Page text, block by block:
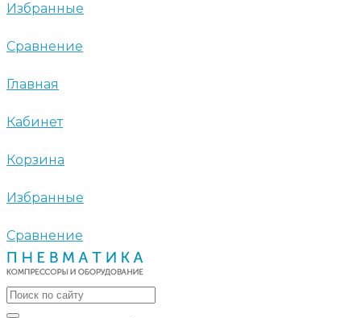
Избранные
Сравнение
Главная
Кабинет
Корзина
Избранные
Сравнение